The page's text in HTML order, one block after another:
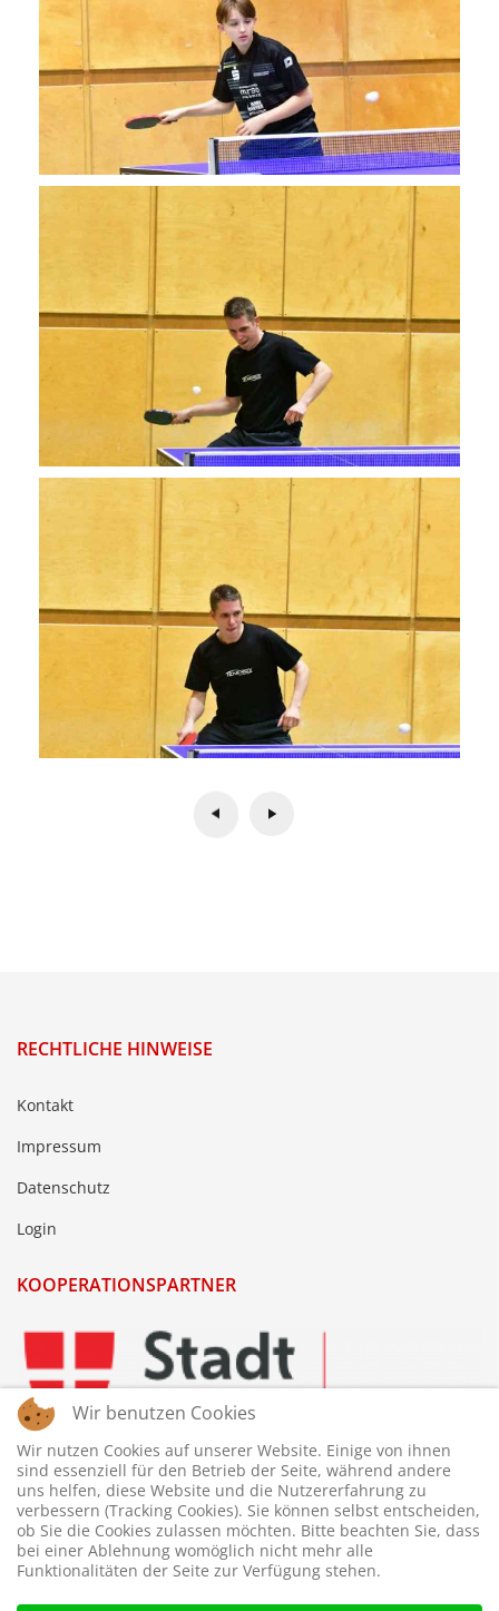
RECHTLICHE HINWEISE
Kontakt
Impressum
Datenschutz
Login
KOOPERATIONSPARTNER
Wir benutzen Cookies
Wir nutzen Cookies auf unserer Website. Einige von ihnen
sind essenziell für den Betrieb der Seite, während andere
uns helfen, diese Website und die Nutzererfahrung zu
verbessern (Tracking Cookies). Sie können selbst entscheiden,
ob Sie die Cookies zulassen möchten. Bitte beachten Sie, dass
bei einer Ablehnung womöglich nicht mehr alle
Funktionalitäten der Seite zur Verfügung stehen.